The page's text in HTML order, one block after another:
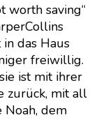
worth saving“
das Haus
freiwillig.
ist mit ihrer
zurück, mit all
Noah, dem